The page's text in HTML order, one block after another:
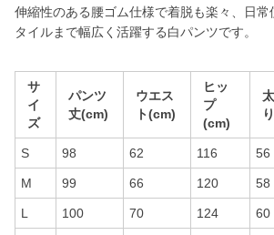
伸縮性のある腰ゴム仕様で着脱も楽々、日常
タイルまで幅広く活躍する白パンツです。
サ
イ
ズ
パンツ
丈(cm)
ウエス
ト(cm)
ヒッ
プ
(cm)
S 98 62 116 56
M 99 66 120 58
L 100 70 124 60